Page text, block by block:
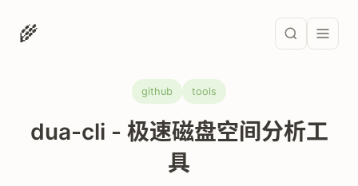
🌾
github tools
dua-cli - 极速磁盘空间分析工
具